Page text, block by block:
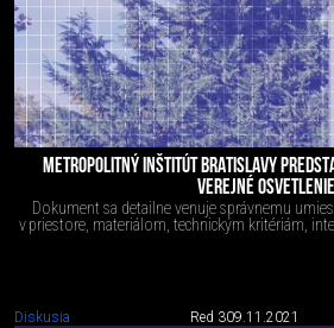
METROPOLITNÝ INŠTITÚT BRATISLAVY
VEREJNÉ OSVETLENIE
Dokument sa detailne venuje správnemu
v priestore, materiálom, technickým kritériám,
Diskusia Red 309.11.2021